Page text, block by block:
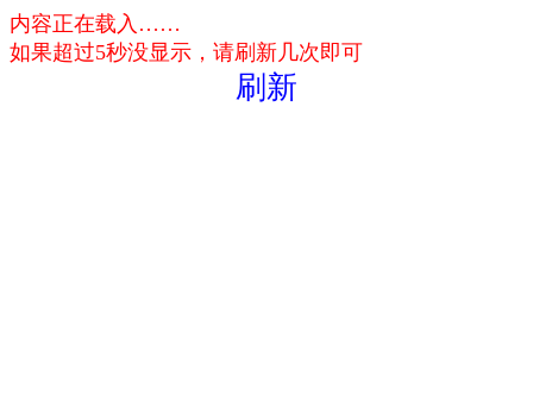
内容正在载入……
如果超过5秒没显示，请刷新几次即可
刷新